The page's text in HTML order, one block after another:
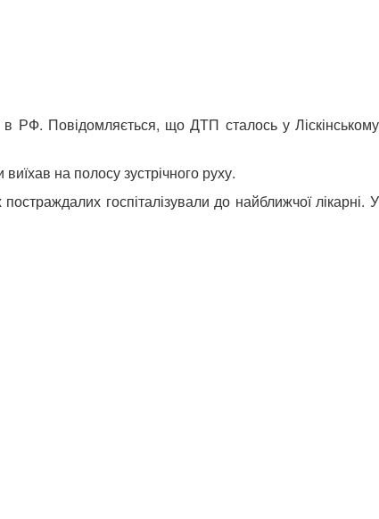
в РФ. Повідомляється, що ДТП сталось у Ліскінському
на полосу зустрічного руху.
госпіталізували до найближчої лікарні. У